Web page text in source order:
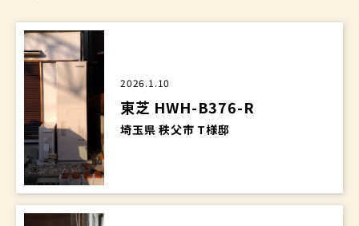
2026.1.10
東芝 HWH-B376-R
埼玉県 秩父市 T様邸